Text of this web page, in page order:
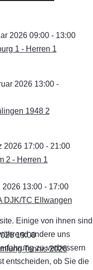
2026 09:00 - 13:00
1 - Herren 1
2026 13:00 -
1948 2
2026 17:00 - 21:00
2 - Herren 1
13:00 - 17:00
DJK/TC Ellwangen
19:00
Tennis 2026
Einige von ihnen sind
andere uns
zu verbessern
entscheiden, ob Sie die